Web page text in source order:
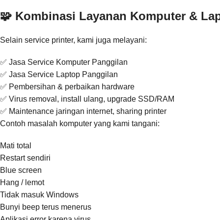
🧩 Kombinasi Layanan Komputer &
Selain service printer, kami juga melayani:
✅ Jasa Service Komputer Panggilan
✅ Jasa Service Laptop Panggilan
✅ Pembersihan & perbaikan hardware
✅ Virus removal, install ulang, upgrade SSD/RAM
✅ Maintenance jaringan internet, sharing printer
Contoh masalah komputer yang kami tangani:
Mati total
Restart sendiri
Blue screen
Hang / lemot
Tidak masuk Windows
Bunyi beep terus menerus